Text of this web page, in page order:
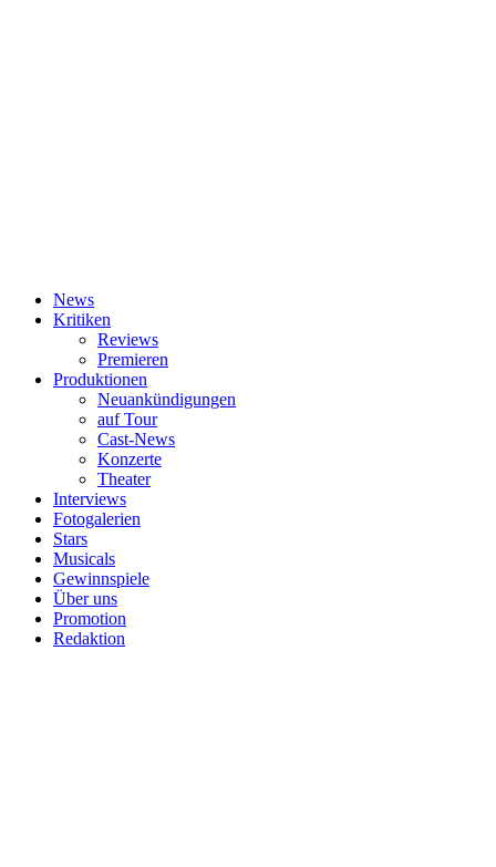
News
Kritiken
Reviews
Premieren
Produktionen
Neuankündigungen
auf Tour
Cast-News
Konzerte
Theater
Interviews
Fotogalerien
Stars
Musicals
Gewinnspiele
Über uns
Promotion
Redaktion